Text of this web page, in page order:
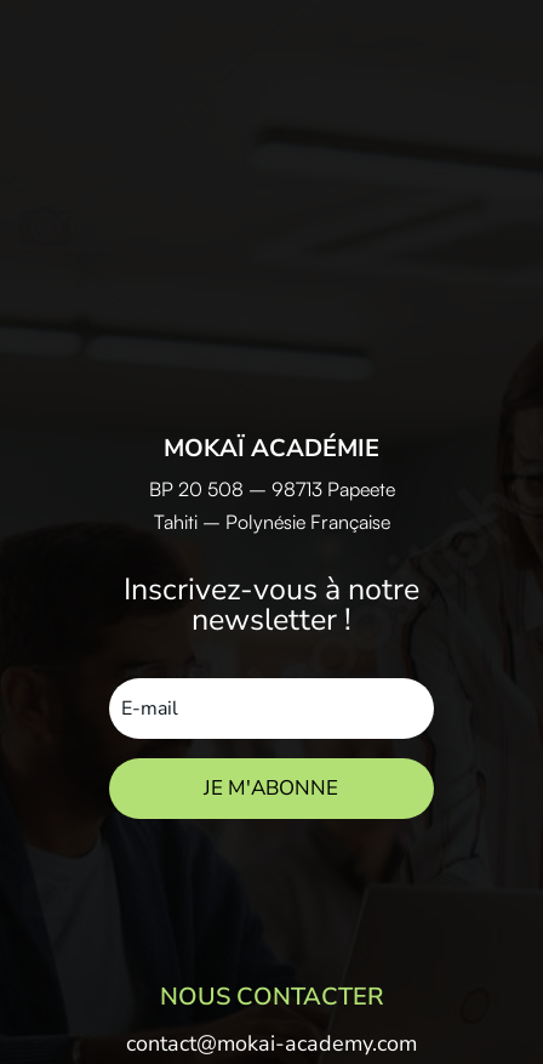
MOKAÏ ACADÉMIE
BP 20 508 – 98713 Papeete
Tahiti – Polynésie Française
Inscrivez-vous à notre
newsletter !
JE M'ABONNE
NOUS CONTACTER
contact@mokai-academy.com